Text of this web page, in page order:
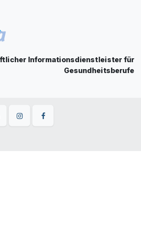
Informationsdienstleister für
Gesundheitsberufe